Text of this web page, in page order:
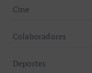
Cine
Colaboradores
Deportes